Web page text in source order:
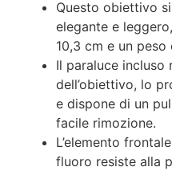
Questo obiettivo
elegante e
10,3 cm e un
Il paraluce incluso
dell’obiettivo, lo
e dispone di un
facile rimozione.
L’elemento
fluoro resiste alla